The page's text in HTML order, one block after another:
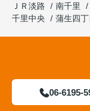
ＪＲ淡路
南千里
千里中央
蒲生四丁
06-6195-